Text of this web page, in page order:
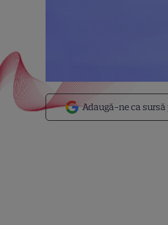
Adaugă-ne ca sursă